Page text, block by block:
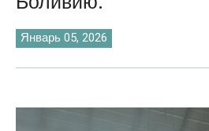
Январь 05, 2026
Pilipino
اردو
Українська
Беларуская мова